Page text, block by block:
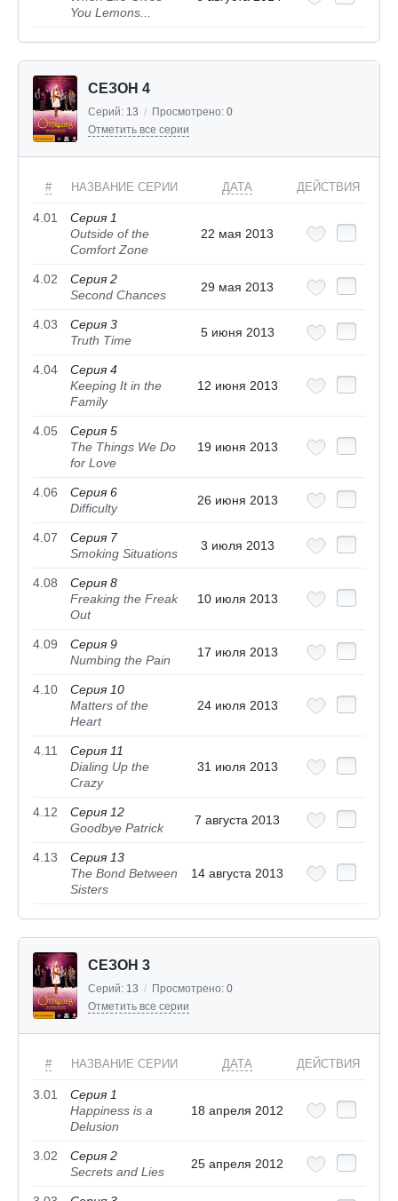
You Lemons...
СЕЗОН 4
Серий: 13 / Просмотрено: 0
Отметить все серии
# НАЗВАНИЕ СЕРИИ ДАТА ДЕЙСТВИЯ
4.01
Серия 1
Outside of the
Comfort Zone
22 мая 2013
4.02
Серия 2
Second Chances
29 мая 2013
4.03
Серия 3
Truth Time
5 июня 2013
4.04
Серия 4
Keeping It in the
Family
12 июня 2013
4.05
Серия 5
The Things We Do
for Love
19 июня 2013
4.06
Серия 6
Difficulty
26 июня 2013
4.07
Серия 7
Smoking Situations
3 июля 2013
4.08
Серия 8
Freaking the Freak
Out
10 июля 2013
4.09
Серия 9
Numbing the Pain
17 июля 2013
4.10
Серия 10
Matters of the
Heart
24 июля 2013
4.11
Серия 11
Dialing Up the
Crazy
31 июля 2013
4.12
Серия 12
Goodbye Patrick
7 августа 2013
4.13
Серия 13
The Bond Between
Sisters
14 августа 2013
СЕЗОН 3
Серий: 13 / Просмотрено: 0
Отметить все серии
# НАЗВАНИЕ СЕРИИ ДАТА ДЕЙСТВИЯ
3.01
Серия 1
Happiness is a
Delusion
18 апреля 2012
3.02
Серия 2
Secrets and Lies
25 апреля 2012